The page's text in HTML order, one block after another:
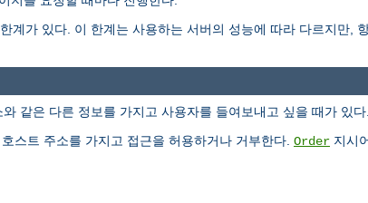
계가 있다. 이 한계는 사용하는 서버의 성능에 따라 다르지만,
같은 다른 정보를 가지고 사용자를 들여보내고 싶을 때가 있다.
스트 주소를 가지고 접근을 허용하거나 거부한다. Order 지시